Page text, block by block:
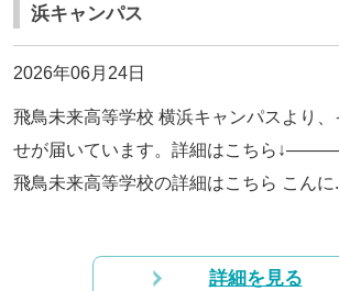
浜キャンパス
2026年06月24日
飛鳥未来高等学校 横浜キャンパスより
せが届いています。詳細はこちら
飛鳥未来高等学校の詳細はこちら こんに
詳細を見る